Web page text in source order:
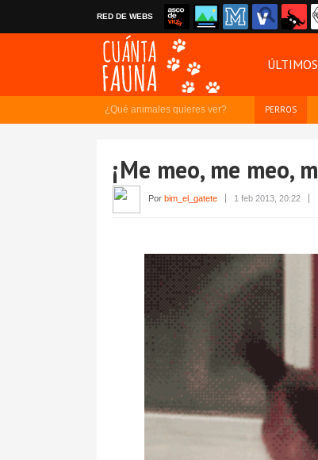
RED DE WEBS
ÚLTIMOS
¿Qué animales quieres ver? PERROS
¡Me meo, me meo,
Por bim_el_gatete 1 feb 2013, 20:22